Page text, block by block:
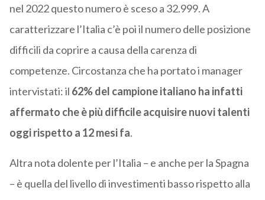
nel 2022 questo numero è sceso a 32.999. A
caratterizzare l’Italia c’è poi il numero delle posizione
difficili da coprire a causa della carenza di
competenze. Circostanza che ha portato i manager
intervistati: il 62% del campione italiano ha infatti
affermato che è più difficile acquisire nuovi talenti
oggi rispetto a 12 mesi fa.
Altra nota dolente per l’Italia – e anche per la Spagna
– è quella del livello di investimenti basso rispetto alla